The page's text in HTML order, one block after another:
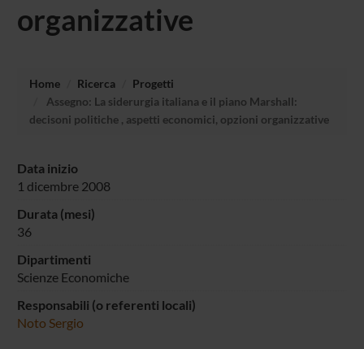
organizzative
Home Ricerca
Progetti
Assegno: La siderurgia italiana e il piano Marshall:
decisoni politiche , aspetti economici, opzioni organizzative
Data inizio
1 dicembre 2008
Durata (mesi)
36
Dipartimenti
Scienze Economiche
Responsabili (o referenti locali)
Noto Sergio